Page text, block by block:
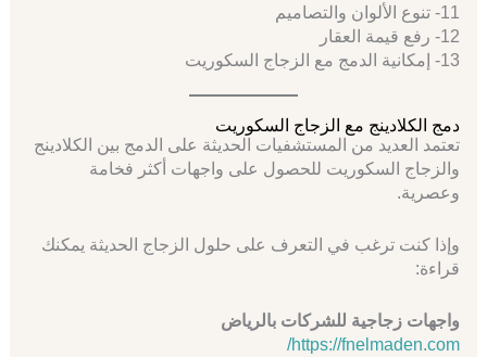
11- تنوع الألوان والتصاميم
12- رفع قيمة العقار
13- إمكانية الدمج مع الزجاج السكوريت
دمج الكلادينج مع الزجاج السكوريت
تعتمد العديد من المستشفيات الحديثة على الدمج بين الكلادينج
والزجاج السكوريت للحصول على واجهات أكثر فخامة
وعصرية.
وإذا كنت ترغب في التعرف على حلول الزجاج الحديثة يمكنك
قراءة:
واجهات زجاجية للشركات بالرياض
https://fnelmaden.com/